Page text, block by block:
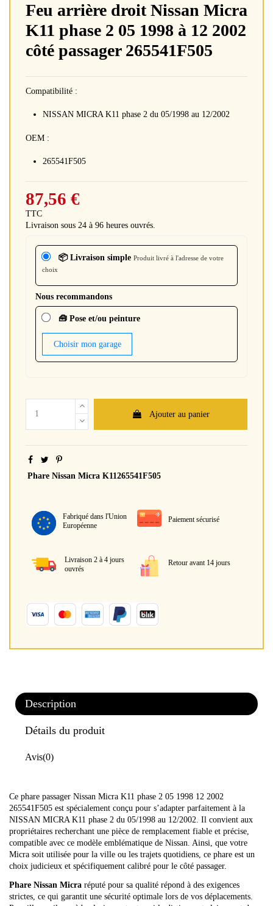
Feu arrière droit Nissan Micra
K11 phase 2 05 1998 à 12 2002
côté passager 265541F505
Compatibilité :
NISSAN MICRA K11 phase 2 du 05/1998 au 12/2002
OEM :
265541F505
87,56 €
TTC
Livraison sous 24 à 96 heures ouvrés.
📦 Livraison simple Produit livré à l'adresse de votre
choix
Nous recommandons
🧰 Pose et/ou peinture
Choisir mon garage
Ajouter au panier
Phare Nissan Micra K11265541F505
Fabriqué dans l'Union
Européenne
Paiement sécurisé
Livraison 2 à 4 jours
ouvrés
Retour avant 14 jours
Description
Détails du produit
Avis(0)
Ce phare passager Nissan Micra K11 phase 2 05 1998 12 2002
265541F505 est spécialement conçu pour s’adapter parfaitement à la
NISSAN MICRA K11 phase 2 du 05/1998 au 12/2002. Il convient aux
propriétaires recherchant une pièce de remplacement fiable et précise,
compatible avec ce modèle emblématique de Nissan. Ainsi, que votre
Micra soit utilisée pour la ville ou les trajets quotidiens, ce phare est un
choix judicieux et spécifiquement calibré pour le côté passager.
Phare Nissan Micra réputé pour sa qualité répond à des exigences
strictes, ce qui garantit une sécurité optimale lors de vos déplacements.